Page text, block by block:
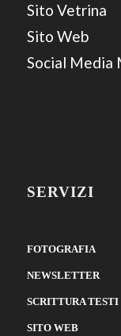
Sito Vetrina
Sito Web
Social Media
SERVIZI
FOTOGRAFIA
NEWSLETTER
SCRITTURA TESTI
SITO WEB